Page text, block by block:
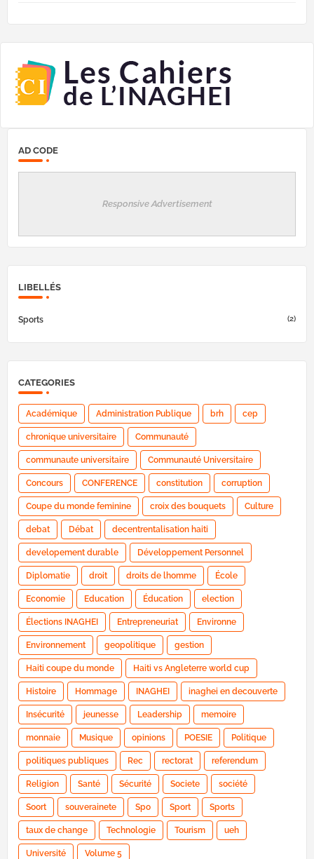
AD CODE
Responsive Advertisement
LIBELLÉS
Sports (2)
CATEGORIES
Académique Administration Publique brh cep
chronique universitaire Communauté
communaute universitaire Communauté Universitaire
Concours CONFERENCE constitution corruption
Coupe du monde feminine croix des bouquets Culture
debat Débat decentrentalisation haiti
developement durable Développement Personnel
Diplomatie droit droits de lhomme École
Economie Education Éducation election
Élections INAGHEI Entrepreneuriat Environne
Environnement geopolitique gestion
Haiti coupe du monde Haiti vs Angleterre world cup
Histoire Hommage INAGHEI inaghei en decouverte
Insécurité jeunesse Leadership memoire
monnaie Musique opinions POESIE Politique
politiques publiques Rec rectorat referendum
Religion Santé Sécurité Societe société
Soort souverainete Spo Sport Sports
taux de change Technologie Tourism ueh
Université Volume 5